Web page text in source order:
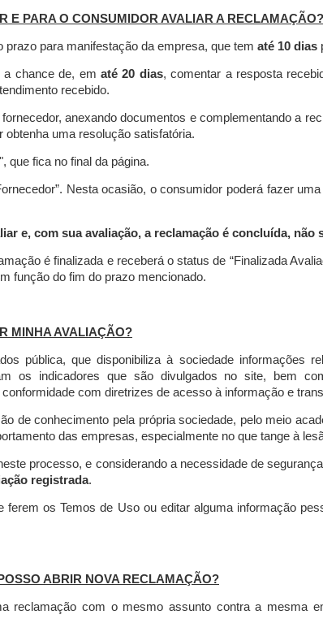
E PARA O CONSUMIDOR AVALIAR A RECLAMAÇÃO?
para manifestação da empresa, que tem até 10 dias
a chance de, em até 20 dias, comentar a resposta
recebido.
anexando documentos e complementando a
uma resolução satisfatória.
que fica no final da página.
Nesta ocasião, o consumidor poderá fazer
e, com sua avaliação, a reclamação é concluída,
é finalizada e receberá o status de “Finalizada
função do fim do prazo mencionado.
MINHA AVALIAÇÃO?
pública, que disponibiliza à sociedade informações
os indicadores que são divulgados no site, bem
com diretrizes de acesso à informação e
de conhecimento pela própria sociedade, pelo meio
das empresas, especialmente no que tange à
processo, e considerando a necessidade de
registrada.
os Temos de Uso ou editar alguma informação
ABRIR NOVA RECLAMAÇÃO?
reclamação com o mesmo assunto contra a mesma